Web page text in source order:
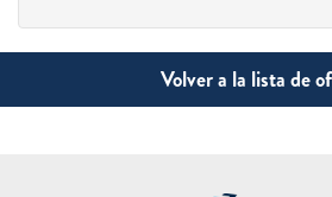
Volver a la lista de